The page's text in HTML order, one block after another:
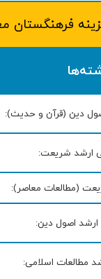
فرهنگستان
دین (قرآن و حدیث):
ارشد شریعت:
(مطالعات معاصر):
اصول دین:
مطالعات اسلامی: